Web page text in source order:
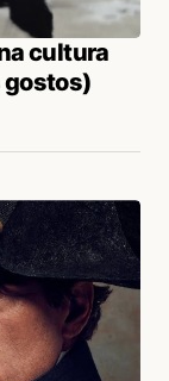
cultura
gostos)